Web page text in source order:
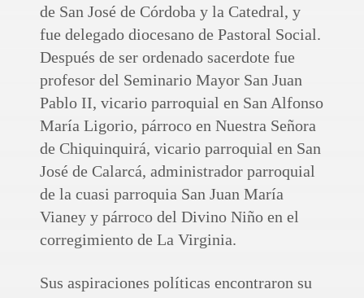
de San José de Córdoba y la Catedral, y
fue delegado diocesano de Pastoral Social.
Después de ser ordenado sacerdote fue
profesor del Seminario Mayor San Juan
Pablo II, vicario parroquial en San Alfonso
María Ligorio, párroco en Nuestra Señora
de Chiquinquirá, vicario parroquial en San
José de Calarcá, administrador parroquial
de la cuasi parroquia San Juan María
Vianey y párroco del Divino Niño en el
corregimiento de La Virginia.
Sus aspiraciones políticas encontraron su